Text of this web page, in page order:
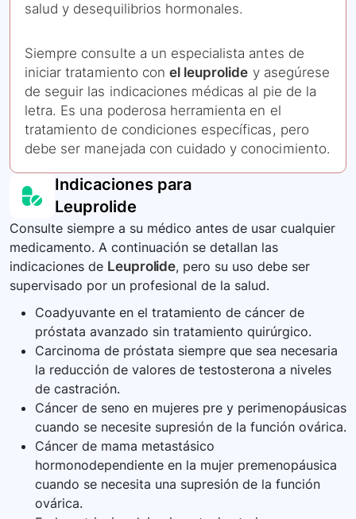
salud y desequilibrios hormonales.
Siempre consulte a un especialista antes de
iniciar tratamiento con el leuprolide y asegúrese
de seguir las indicaciones médicas al pie de la
letra. Es una poderosa herramienta en el
tratamiento de condiciones específicas, pero
debe ser manejada con cuidado y conocimiento.
Indicaciones para
Leuprolide
Consulte siempre a su médico antes de usar cualquier
medicamento. A continuación se detallan las
indicaciones de Leuprolide, pero su uso debe ser
supervisado por un profesional de la salud.
Coadyuvante en el tratamiento de cáncer de
próstata avanzado sin tratamiento quirúrgico.
Carcinoma de próstata siempre que sea necesaria
la reducción de valores de testosterona a niveles
de castración.
Cáncer de seno en mujeres pre y perimenopáusicas
cuando se necesite supresión de la función ovárica.
Cáncer de mama metastásico
hormonodependiente en la mujer premenopáusica
cuando se necesita una supresión de la función
ovárica.